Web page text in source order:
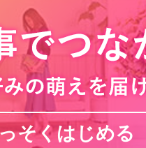
そくはじめる